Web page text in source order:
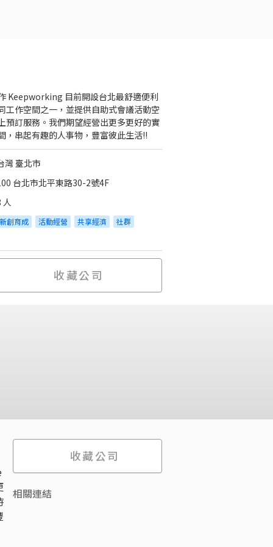
Keepworking 目前開設台北最舒適便利
工作空間之一，並提供自助式會議活動空
預訂服務。我們期望經營出更多更好的實
，串起有趣的人事物，豐富彼此生活!!
灣 臺北市
台北市北平東路30-2號4F
人
新創育成 活動經營 共享經濟 社群
收藏公司
收藏公司
相關連結